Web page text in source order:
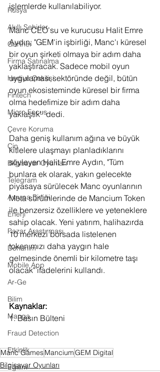
Rusya
Akıllı Şehirler
Gartner
Firma Satınalma
Hediye Çekilişi
Fintech
Micro Focus
Çevre Koruma
Çin
Bilgisayar Oyunları
Telegram
Avrupa Birliği
Enerji
Pazar Araştırması
Donanım
Mobile App
Ar-Ge
Bilim
Manga
Fraud Detection
Etkinlik
Eğitim
işlemlerde kullanılabiliyor.
Manc CEO'su ve kurucusu Halit Emre
Aydın; "GEM'in işbirliği, Manc'ı küresel
bir oyun şirketi olmaya bir adım daha
yaklaştıracak. Sadece mobil oyun
uygulaması sektöründe değil, bütün
oyun ekosisteminde küresel bir firma
olma hedefimize bir adım daha
yaklaştık'' dedi.
Daha geniş kullanım ağına ve büyük
kitlelere ulaşmayı planladıklarını
söyleyen Halit Emre Aydın, "Tüm
bunlara ek olarak, yakın gelecekte
piyasaya sürülecek Manc oyunlarının
Meta sürümlerinde de Mancium Token
ile benzersiz özelliklere ve yeteneklere
sahip olacak. Yeni yatırım, halihazırda
10 merkezi borsada listelenen
tokenımızı daha yaygın hale
gelmesinde önemli bir kilometre taşı
olacak" ifadelerini kullandı.
Kaynaklar:
1. Basın Bülteni
Manc GamesManciumGEM Digital
Bilgisayar Oyunları